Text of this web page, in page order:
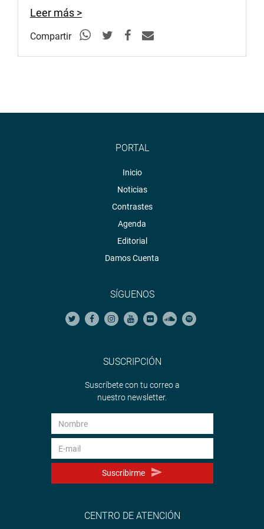
Leer más >
Compartir
PORTAL
Inicio
Noticias
Contrastes
Agenda
Editorial
Damos Cuenta
SÍGUENOS
SUSCRIPCIÓN
Suscríbete con tu correo a
nuestro newsletter.
Suscribirme
CENTRO DE ATENCIÓN